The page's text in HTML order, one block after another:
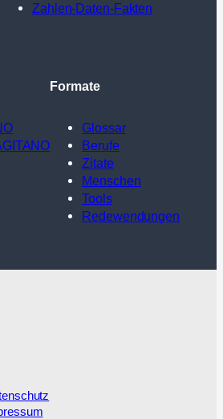
Zahlen-Daten-Fakten
Formate
Glossar
Berufe
Zitate
Menschen
Tools
Redewendungen